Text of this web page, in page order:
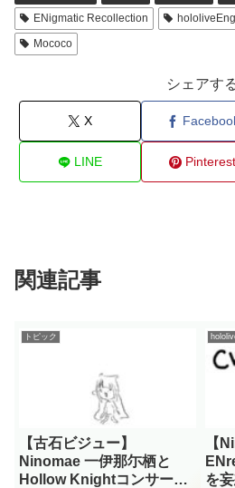
ENigmatic Recollection
Mococo
シェアす
X
LINE Pinterest
関連記事
トピック
【古石ビジュー】
Ninomae 一伊那尓栖と
Hollow Knightコンサート
【
を